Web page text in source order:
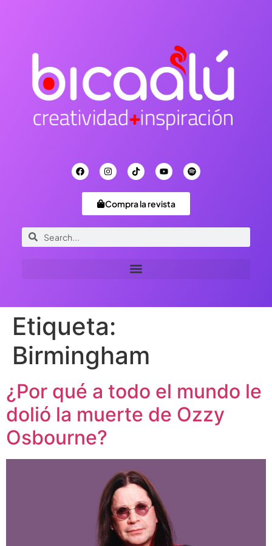
Compra la revista
Etiqueta:
Birmingham
¿Por qué a todo el mundo le
dolió la muerte de Ozzy
Osbourne?